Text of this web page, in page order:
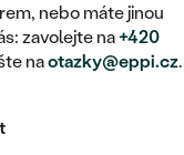
nebo máte jinou
zavolejte na+420
naotazky@eppi.cz.